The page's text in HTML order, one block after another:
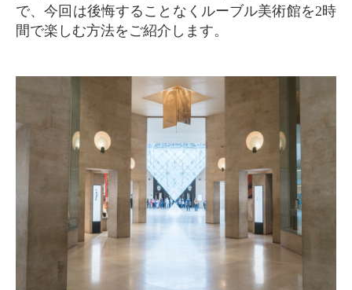
で、今回は後悔することなくルーブル美術館を2時
間で楽しむ方法をご紹介します。